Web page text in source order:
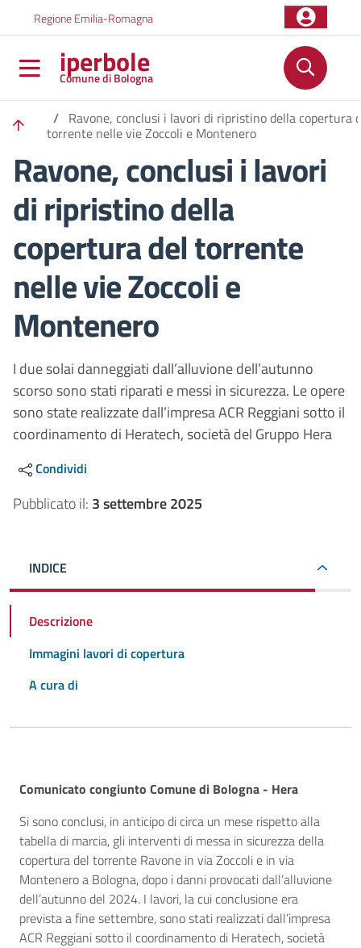
Regione Emilia-Romagna
iperbole
Comune di Bologna
/ Ravone, conclusi i lavori di ripristino della copertura
torrente nelle vie Zoccoli e Montenero
Ravone, conclusi i lavori
di ripristino della
copertura del torrente
nelle vie Zoccoli e
Montenero
I due solai danneggiati dall’alluvione dell’autunno
scorso sono stati riparati e messi in sicurezza. Le opere
sono state realizzate dall’impresa ACR Reggiani sotto il
coordinamento di Heratech, società del Gruppo Hera
Condividi
Pubblicato il: 3 settembre 2025
INDICE
Descrizione
Immagini lavori di copertura
A cura di
Descrizione
Comunicato congiunto Comune di Bologna - Hera
Si sono conclusi, in anticipo di circa un mese rispetto alla
tabella di marcia, gli interventi di messa in sicurezza della
copertura del torrente Ravone in via Zoccoli e in via
Montenero a Bologna, dopo i danni provocati dall’alluvione
dell’autunno del 2024. I lavori, la cui conclusione era
prevista a fine settembre, sono stati realizzati dall’impresa
ACR Reggiani sotto il coordinamento di Heratech, società